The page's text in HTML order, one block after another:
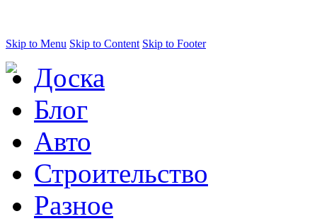
Skip to Menu Skip to Content Skip to Footer
Доска
Блог
Авто
Строительство
Разное